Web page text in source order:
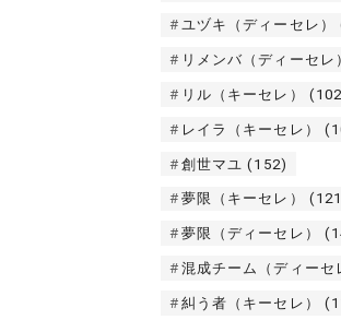
ユヅキ（ディーセレ）
リメンバ（ディーセレ
リル（キーセレ）
レイラ（キーセレ）
創世マユ (152)
夢限（キーセレ）
夢限（ディーセレ）
混成チーム（ディーセ
糾う者（キーセレ）